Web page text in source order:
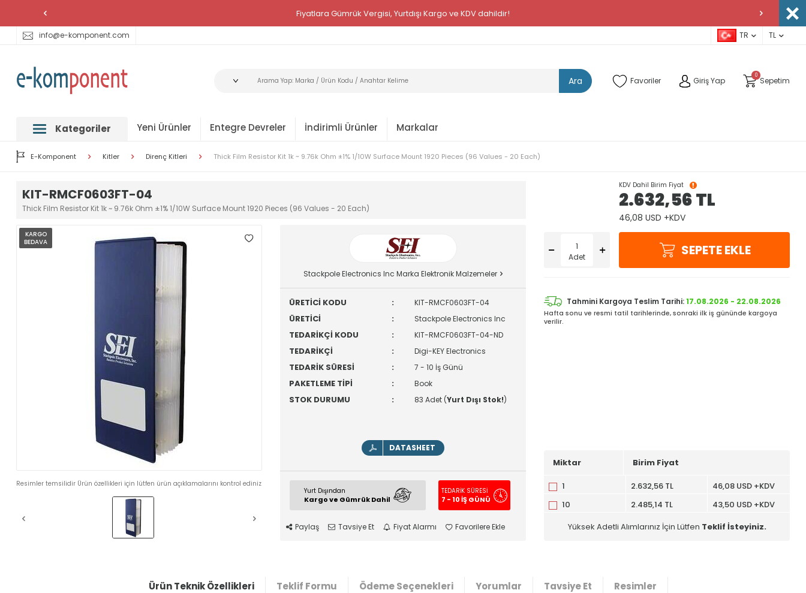
Fiyatlara Gümrük Vergisi, Yurtdışı Kargo ve KDV dahildir!
info@e-komponent.com TR TL
Ara Favoriler Giriş Yap
0
Sepetim
Kategoriler Yeni Ürünler Entegre Devreler İndirimli Ürünler Markalar
E-Komponent Kitler Direnç Kitleri Thick Film Resistor Kit 1k ~ 9.76k Ohm ±1% 1/10W Surface Mount 1920 Pieces (96 Values - 20 Each)
KIT-RMCF0603FT-04
Thick Film Resistor Kit 1k ~ 9.76k Ohm ±1% 1/10W Surface Mount 1920 Pieces (96 Values - 20 Each)
KARGO
BEDAVA
Resimler temsilidir Ürün özellikleri için lütfen ürün açıklamalarını kontrol ediniz
Stackpole Electronics Inc Marka Elektronik Malzemeler
ÜRETİCİ KODU : KIT-RMCF0603FT-04
ÜRETİCİ : Stackpole Electronics Inc
TEDARİKÇİ KODU : KIT-RMCF0603FT-04-ND
TEDARİKÇİ : Digi-KEY Electronics
TEDARİK SÜRESİ : 7 - 10 İş Günü
PAKETLEME TİPİ : Book
STOK DURUMU : 83 Adet (Yurt Dışı Stok!)
DATASHEET
Yurt Dışından
Kargo ve Gümrük Dahil
TEDARİK SÜRESİ
7 - 10 İŞ GÜNÜ
Paylaş Tavsiye Et Fiyat Alarmı Favorilere Ekle
KDV Dahil Birim Fiyat
2.632,56TL
46,08 USD +KDV
Adet SEPETE EKLE
Tahmini Kargoya Teslim Tarihi:17.08.2026 - 22.08.2026
Hafta sonu ve resmi tatil tarihlerinde, sonraki ilk iş gününde kargoya
verilir.
Miktar Birim Fiyat
1 2.632,56 TL
46,08 USD +KDV
10
2.485,14 TL
43,50 USD +KDV
Yüksek Adetli Alımlarınız İçin Lütfen Teklif İsteyiniz.
Ürün Teknik Özellikleri Teklif Formu Ödeme Seçenekleri Yorumlar Tavsiye Et Resimler